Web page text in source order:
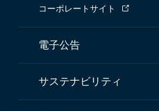
コーポレートサイト
電子公告
サステナビリティ